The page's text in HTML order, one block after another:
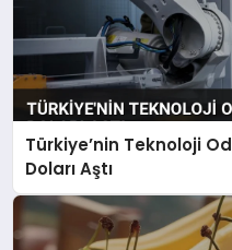
Türkiye’nin Teknoloji
Doları Aştı